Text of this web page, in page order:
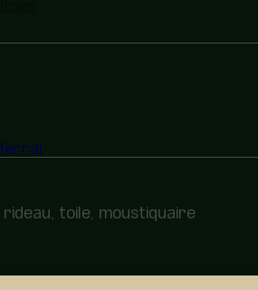
toile, moustiquaire